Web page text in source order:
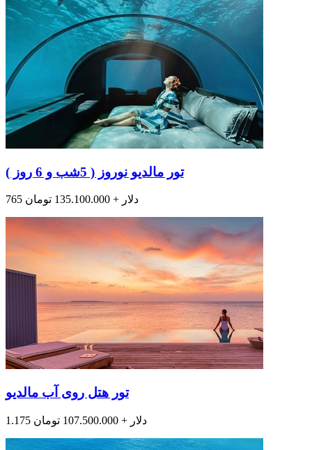
تور مالدیو نوروز ( 5شب و 6 روز )
765 دلار + 135.100.000 تومان
تور هتل روی آب مالدیو
1.175 دلار + 107.500.000 تومان